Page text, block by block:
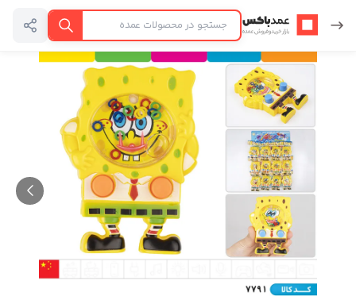
عمدباکس — بازگشت به صفحه اصلی
جستجو